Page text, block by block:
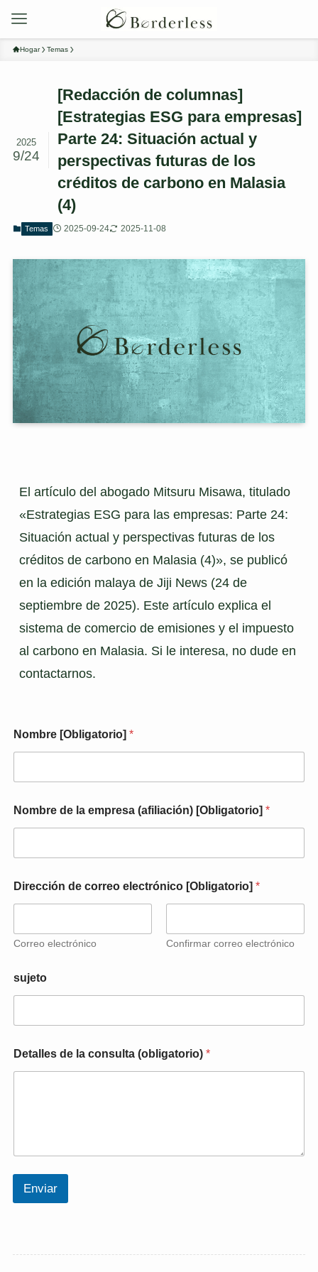
Hogar Temas
[Redacción de columnas]
[Estrategias ESG para empresas]
Parte 24: Situación actual y
perspectivas futuras de los
créditos de carbono en Malasia
(4)
2025
9/24
Temas 2025-09-24 2025-11-08
El artículo del abogado Mitsuru Misawa, titulado
«Estrategias ESG para las empresas: Parte 24:
Situación actual y perspectivas futuras de los
créditos de carbono en Malasia (4)», se publicó
en la edición malaya de Jiji News (24 de
septiembre de 2025). Este artículo explica el
sistema de comercio de emisiones y el impuesto
al carbono en Malasia. Si le interesa, no dude en
contactarnos.
Nombre [Obligatorio] *
Nombre de la empresa (afiliación) [Obligatorio] *
Dirección de correo electrónico [Obligatorio] *
Correo electrónico Confirmar correo electrónico
sujeto
o
n
m
r
Detalles de la consulta (obligatorio) *
Enviar